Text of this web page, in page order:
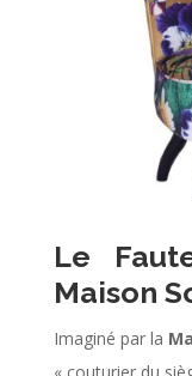
Le
Maison
Imaginé par la